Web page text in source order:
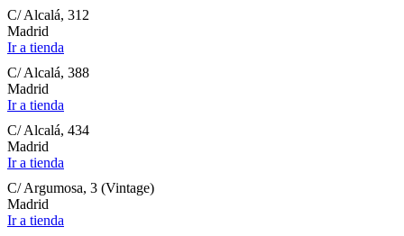
C/ Alcalá, 312
Madrid
Ir a tienda
C/ Alcalá, 388
Madrid
Ir a tienda
C/ Alcalá, 434
Madrid
Ir a tienda
C/ Argumosa, 3 (Vintage)
Madrid
Ir a tienda